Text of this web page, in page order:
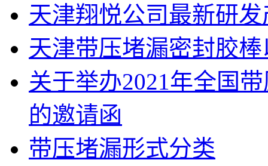
天津翔悦公司最新研
天津带压堵漏密封胶
关于举办2021年全国
的邀请函
带压堵漏形式分类